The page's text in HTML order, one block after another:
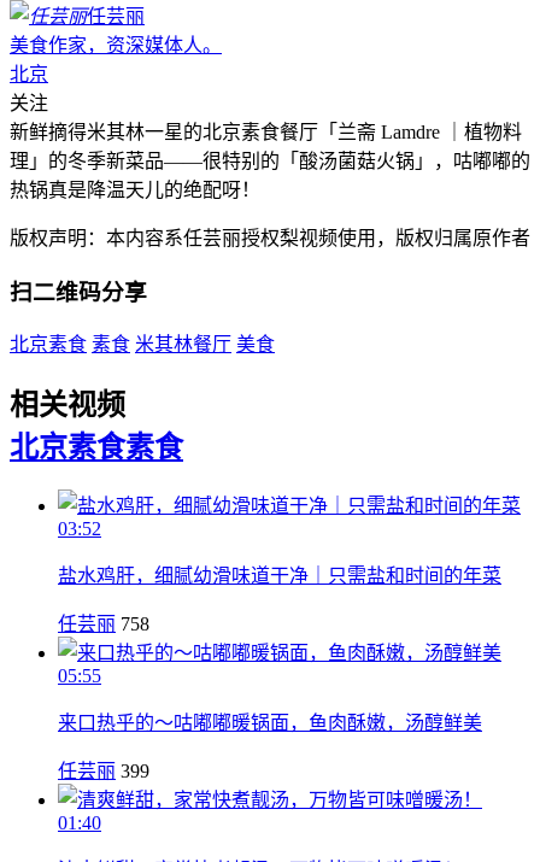
任芸丽
美食作家，资深媒体人。
北京
关注
新鲜摘得米其林一星的北京素食餐厅「兰斋 Lamdre ｜植物料
理」的冬季新菜品——很特别的「酸汤菌菇火锅」，咕嘟嘟的
热锅真是降温天儿的绝配呀！
版权声明：本内容系任芸丽授权梨视频使用，版权归属原作者
扫二维码分享
北京素食 素食 米其林餐厅 美食
相关视频
北京素食素食
03:52
盐水鸡肝，细腻幼滑味道干净｜只需盐和时间的年菜
任芸丽 758
05:55
来口热乎的～咕嘟嘟暖锅面，鱼肉酥嫩，汤醇鲜美
任芸丽 399
01:40